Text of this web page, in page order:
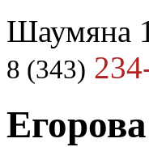
Шаумяна
8 (343)